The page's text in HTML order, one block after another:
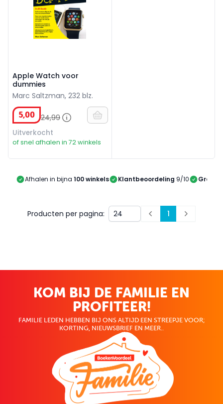
Apple Watch voor
dummies
Marc Saltzman, 232 blz.
5,00 24,99
Uitverkocht
of snel afhalen in 72 winkels
Afhalen in bijna 100 winkels Klantbeoordeling 9/10 Gratis
Producten per pagina: Prev 1 Next
KOM BIJ DE FAMILIE EN
PROFITEER!
FAMILIE LEDEN HEBBEN BIJ ONS ALTIJD EEN STREEPJE VOOR;
KORTING, NIEUWSBRIEF EN MEER..